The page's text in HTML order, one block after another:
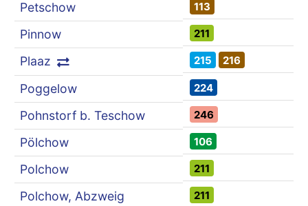
Petschow 113
Pinnow 211
Plaaz 215 216
Poggelow 224
Pohnstorf b. Teschow 246
Pölchow 106
Polchow 211
Polchow, Abzweig
211